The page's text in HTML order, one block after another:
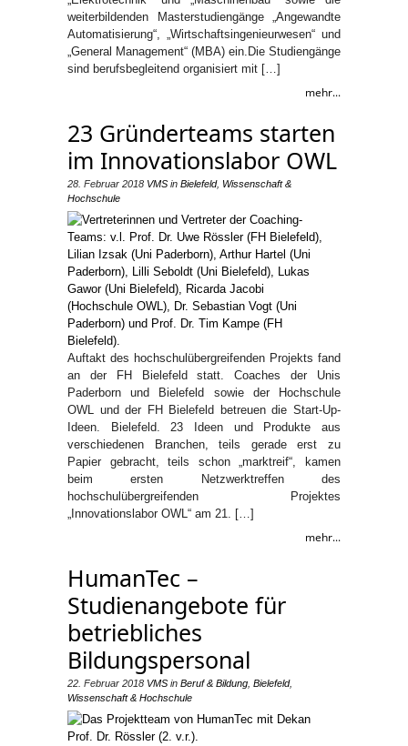
weiterbildenden Masterstudiengänge „Angewandte
Automatisierung“, „Wirtschaftsingenieurwesen“ und
„General Management“ (MBA) ein.Die Studiengänge
sind berufsbegleitend organisiert mit […]
mehr...
23 Gründerteams starten
im Innovationslabor OWL
28. Februar 2018 VMS in Bielefeld, Wissenschaft &
Hochschule
Auftakt des hochschulübergreifenden Projekts fand
an der FH Bielefeld statt. Coaches der Unis
Paderborn und Bielefeld sowie der Hochschule
OWL und der FH Bielefeld betreuen die Start-Up-
Ideen. Bielefeld. 23 Ideen und Produkte aus
verschiedenen Branchen, teils gerade erst zu
Papier gebracht, teils schon „marktreif“, kamen
beim ersten Netzwerktreffen des
hochschulübergreifenden Projektes
„Innovationslabor OWL“ am 21. […]
mehr...
HumanTec –
Studienangebote für
betriebliches
Bildungspersonal
22. Februar 2018 VMS in Beruf & Bildung Bielefeld,
Wissenschaft & Hochschule